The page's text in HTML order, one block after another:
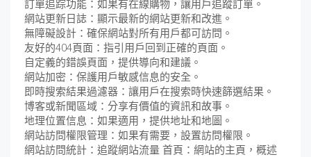
訂單追踪功能：如果有在線購物，讓用戶追蹤訂單。
網站更新日誌：顯示最新的網站更新和改進。
無障礙設計：確保網站對所有用戶都可訪問。
友好的404頁面：指引用戶回到正確的頁面。
自定義的錯誤頁面，提供導向和建議。
網站加密：保護用戶敏感信息的安全。
即時搜索結果過濾器：讓用戶在搜索時快速篩選結果。
博客或新聞區域：分享有價值的資訊和故事。
地理位置信息：如果適用，提供地址和地圖。
網站訪問權限管理：如果有需要，設置訪問權限。
網站訪問統計：追蹤網站流量 首頁：網站的主頁，概述